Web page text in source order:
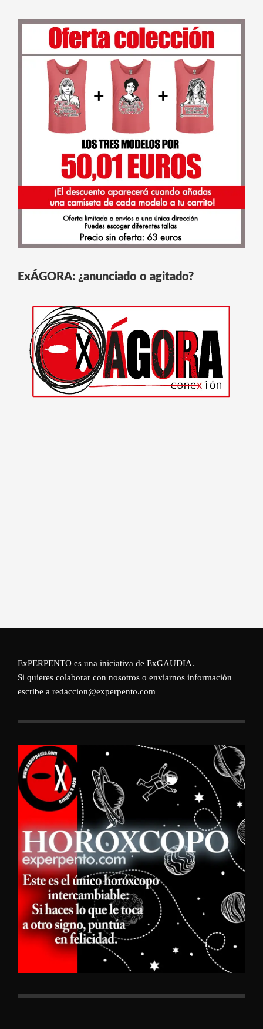
ExÁGORA: ¿anunciado o agitado?
ExPERPENTO es una iniciativa de ExGAUDIA.
Si quieres colaborar con nosotros o enviarnos información
escribe a redaccion@experpento.com